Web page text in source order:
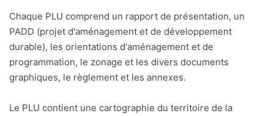
Chaque PLU comprend un rapport de présentation, un
PADD (projet d'aménagement et de développement
durable), les orientations d'aménagement et de
programmation, le zonage et les divers documents
graphiques, le règlement et les annexes.
Le PLU contient une cartographie du territoire de la